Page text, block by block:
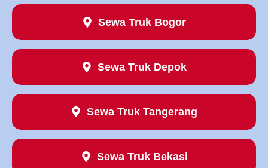
Sewa Truk Bogor
Sewa Truk Depok
Sewa Truk Tangerang
Sewa Truk Bekasi